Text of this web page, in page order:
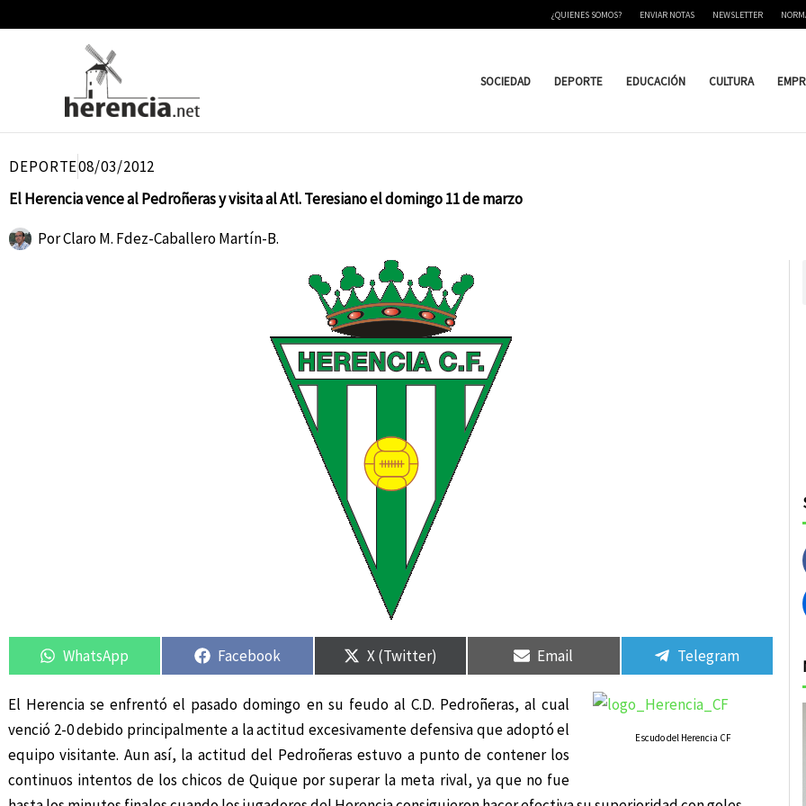
¿QUIENES SOMOS? ENVIAR NOTAS NEWSLETTER
SOCIEDAD DEPORTE EDUCACIÓN CULTURA
DEPORTE08/03/2012
El Herencia vence al Pedroñeras y visita al Atl. Teresiano el domingo 11 de marzo
PorClaro M. Fdez-Caballero Martín-B.
en
WhatsApp
en
Facebook
Compartir
en
X (Twitter)
en
Email
en
Telegram
Escudo del Herencia CF
El Herencia se enfrentó el pasado domingo en su feudo al C.D. Pedroñeras, al cual
venció 2-0 debido principalmente a la actitud excesivamente defensiva que adoptó el
equipo visitante. Aun así, la actitud del Pedroñeras estuvo a punto de contener los
continuos intentos de los chicos de Quique por superar la meta rival, ya que no fue
en en
Compartir
en en en